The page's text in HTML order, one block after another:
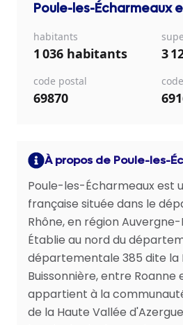
Poule-les-Écharmeaux
habitants
1 036 habitants 3
code postal
69870
À propos de Poule-les-
Poule-les-Écharmeaux est
française située dans le
Rhône, en région
Établie au nord du
départementale 385 dite la
Buissonnière, entre Roanne
appartient à la
de la Haute Vallée